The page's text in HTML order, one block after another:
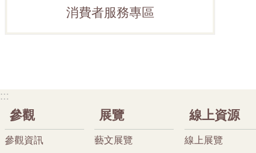
消費者服務專區
:::
參觀
參觀資訊
展覽
藝文展覽
線上資源
線上展覽